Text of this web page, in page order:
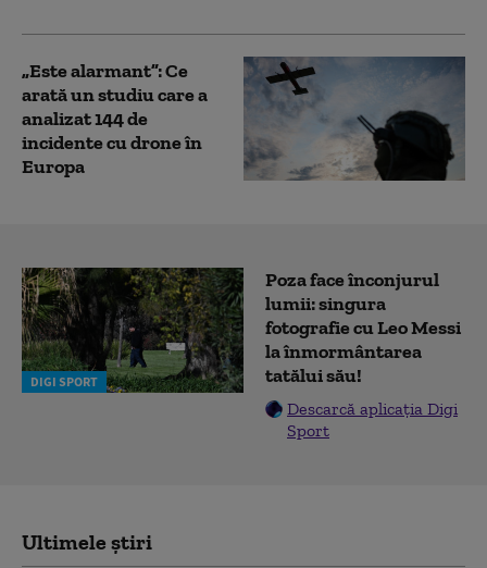
„Este alarmant”: Ce
arată un studiu care a
analizat 144 de
incidente cu drone în
Europa
DIGI SPORT
Poza face înconjurul
lumii: singura
fotografie cu Leo Messi
la înmormântarea
tatălui său!
Descarcă aplicația Digi
Sport
Ultimele știri